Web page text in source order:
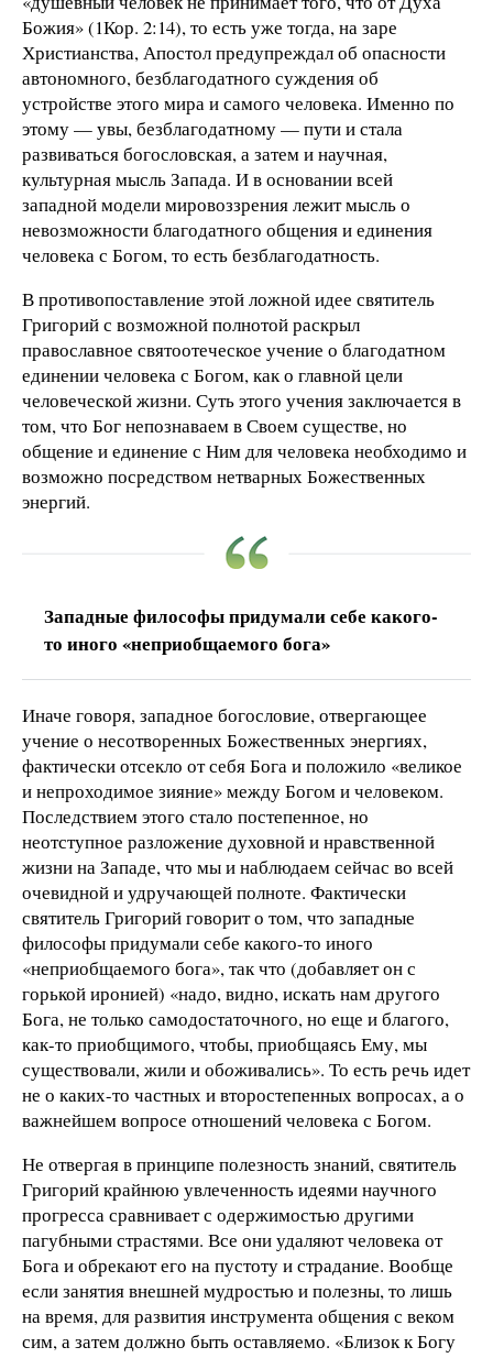
Божия» (1Кор. 2:14), то есть уже тогда, на заре
Христианства, Апостол предупреждал об опасности
автономного, безблагодатного суждения об
устройстве этого мира и самого человека. Именно по
этому — увы, безблагодатному — пути и стала
развиваться богословская, а затем и научная,
культурная мысль Запада. И в основании всей
западной модели мировоззрения лежит мысль о
невозможности благодатного общения и единения
человека с Богом, то есть безблагодатность.
В противопоставление этой ложной идее святитель
Григорий с возможной полнотой раскрыл
православное святоотеческое учение о благодатном
единении человека с Богом, как о главной цели
человеческой жизни. Суть этого учения заключается в
том, что Бог непознаваем в Своем существе, но
общение и единение с Ним для человека необходимо и
возможно посредством нетварных Божественных
энергий.
Западные философы придумали себе какого-
то иного «неприобщаемого бога»
Иначе говоря, западное богословие, отвергающее
учение о несотворенных Божественных энергиях,
фактически отсекло от себя Бога и положило «великое
и непроходимое зияние» между Богом и человеком.
Последствием этого стало постепенное, но
неотступное разложение духовной и нравственной
жизни на Западе, что мы и наблюдаем сейчас во всей
очевидной и удручающей полноте. Фактически
святитель Григорий говорит о том, что западные
философы придумали себе какого-то иного
«неприобщаемого бога», так что (добавляет он с
горькой иронией) «надо, видно, искать нам другого
Бога, не только самодостаточного, но еще и благого,
как-то приобщимого, чтобы, приобщаясь Ему, мы
существовали, жили и обоживались». То есть речь идет
не о каких-то частных и второстепенных вопросах, а о
важнейшем вопросе отношений человека с Богом.
Не отвергая в принципе полезность знаний, святитель
Григорий крайнюю увлеченность идеями научного
прогресса сравнивает с одержимостью другими
пагубными страстями. Все они удаляют человека от
Бога и обрекают его на пустоту и страдание. Вообще
если занятия внешней мудростью и полезны, то лишь
на время, для развития инструмента общения с веком
сим, а затем должно быть оставляемо. «Близок к Богу